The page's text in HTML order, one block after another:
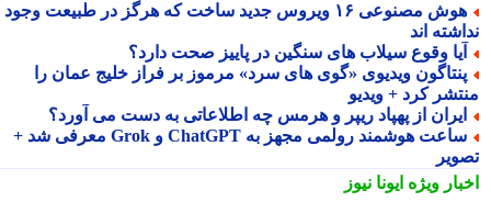
هوش مصنوعی ۱۶ ویروس جدید ساخت که هرگز در طبیعت وجود
اند
وقوع سیلاب های سنگین در پاییز صحت دارد؟
ویدیوی «گوی های سرد» مرموز بر فراز خلیج عمان را
کرد + ویدیو
از پهپاد ریپر و هرمس چه اطلاعاتی به دست می آورد؟
ساعت هوشمند رولمی مجهز به ChatGPT و Grok معرفی شد +
ویژهایونا نیوز